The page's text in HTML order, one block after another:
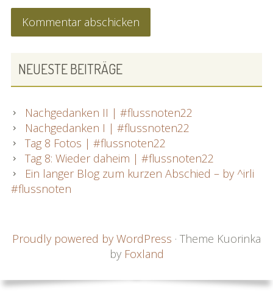
PRIMARY
SIDEBAR
NEUESTE BEITRÄGE
Nachgedanken II | #flussnoten22
Nachgedanken I | #flussnoten22
Tag 8 Fotos | #flussnoten22
Tag 8: Wieder daheim | #flussnoten22
Ein langer Blog zum kurzen Abschied – by ^irli
#flussnoten
FOOTER
Proudly powered by WordPress · Theme Kuorinka
by Foxland